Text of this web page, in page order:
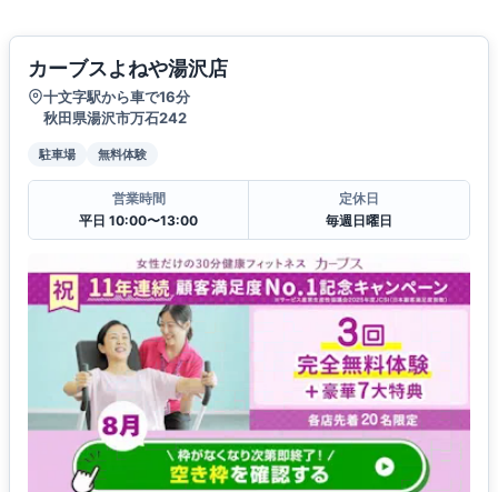
カーブスよねや湯沢店
十文字駅から車で16分
秋田県湯沢市万石242
駐車場 無料体験
営業時間
平日 10:00〜13:00
定休日
毎週日曜日